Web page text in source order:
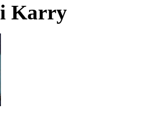
Karry